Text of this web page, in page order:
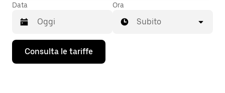
Data
Utilizza
tasto
Ora
Subito
Consulta le tariffe